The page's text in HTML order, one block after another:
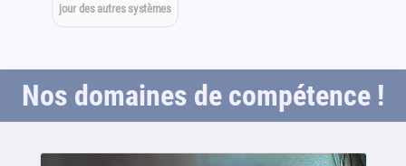
jour des autres systèmes
Nos domaines de compétence !